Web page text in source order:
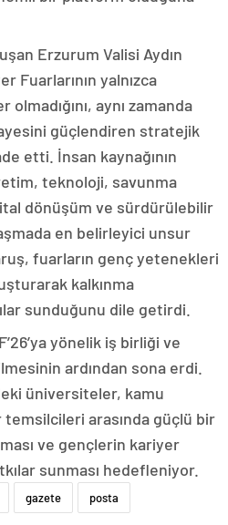
Erzurum Valisi Aydın
Fuarlarının yalnızca
aynı zamanda
güçlendiren stratejik
etti. İnsan kaynağının
teknoloji, savunma
dönüşüm ve sürdürülebilir
en belirleyici unsur
fuarların genç yetenekleri
kalkınma
sunduğunu dile getirdi.
yönelik iş birliği ve
ardından sona erdi.
üniversiteler, kamu
arasında güçlü bir
ve gençlerin kariyer
sunması hedefleniyor.
gazete posta